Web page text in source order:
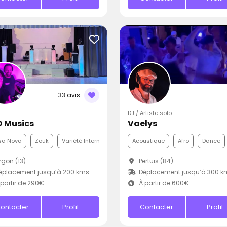
33 avis
Musics
Nova Zouk Variété Internationale
(13)
jusqu’à 200 kms
de 290€
Profil
DJ / Artiste solo
Vaelys
Acoustique Afro Dance
Pertuis (84)
Déplacement jusqu’à 300
À partir de 600€
Contacter Profil